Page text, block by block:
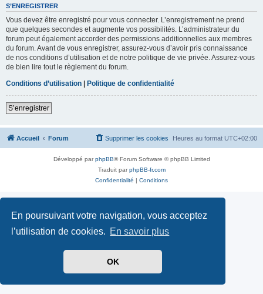
En poursuivant votre navigation, vous acceptez
l’utilisation de cookies. En savoir plus
OK
S’ENREGISTRER
Vous devez être enregistré pour vous connecter. L’enregistrement ne prend
que quelques secondes et augmente vos possibilités. L’administrateur du
forum peut également accorder des permissions additionnelles aux membres
du forum. Avant de vous enregistrer, assurez-vous d’avoir pris connaissance
de nos conditions d’utilisation et de notre politique de vie privée. Assurez-vous
de bien lire tout le règlement du forum.
Conditions d’utilisation | Politique de confidentialité
S’enregistrer
Accueil Forum Heures au format UTC+02:00
Supprimer les cookies
Développé parphpBB® Forum Software © phpBB Limited
Traduit parphpBB-fr.com
Confidentialité | Conditions